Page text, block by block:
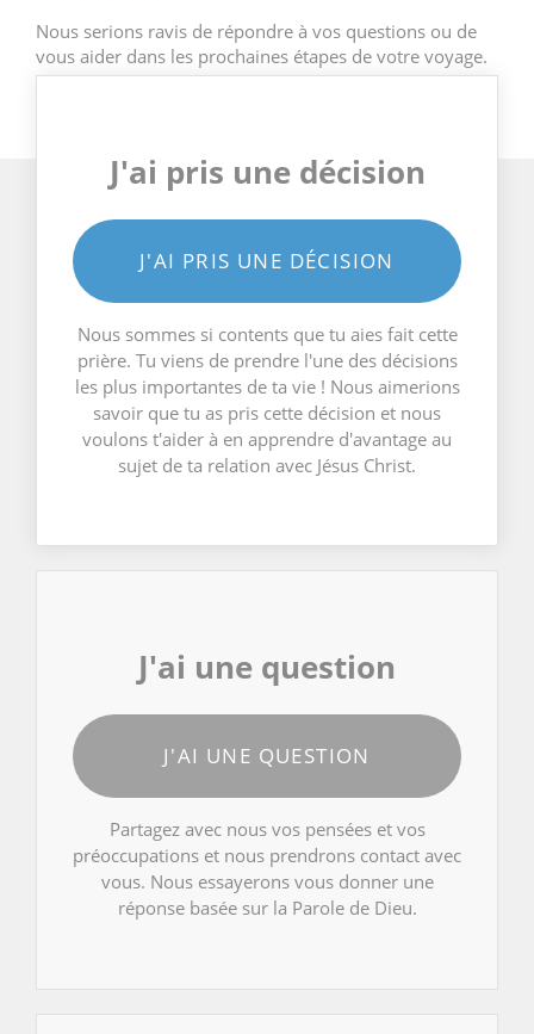
Nous serions ravis de répondre à vos questions ou de
vous aider dans les prochaines étapes de votre voyage.
J'ai pris une décision
J'AI PRIS UNE DÉCISION
Nous sommes si contents que tu aies fait cette
prière. Tu viens de prendre l'une des décisions
les plus importantes de ta vie ! Nous aimerions
savoir que tu as pris cette décision et nous
voulons t'aider à en apprendre d'avantage au
sujet de ta relation avec Jésus Christ.
J'ai une question
J'AI UNE QUESTION
Partagez avec nous vos pensées et vos
préoccupations et nous prendrons contact avec
vous. Nous essayerons vous donner une
réponse basée sur la Parole de Dieu.